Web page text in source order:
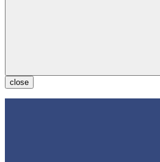
close